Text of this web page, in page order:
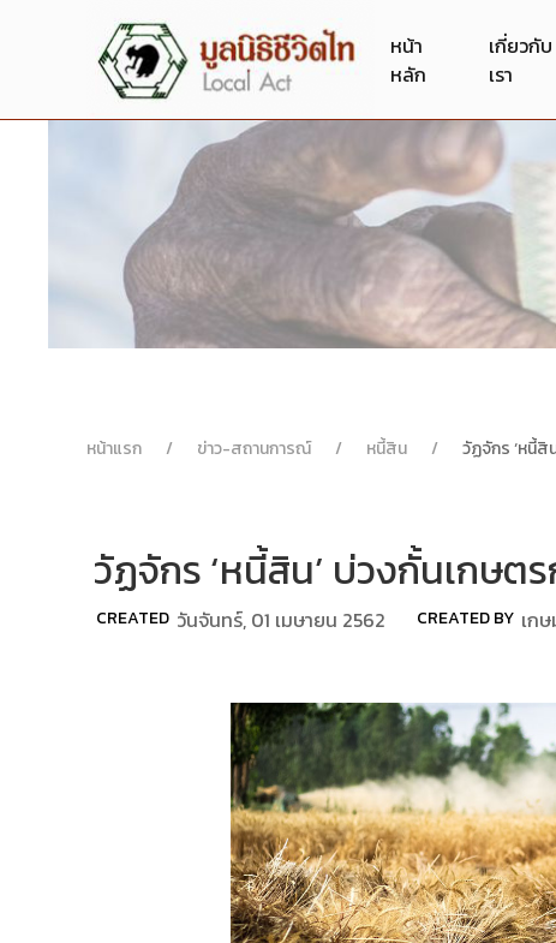
หน้า
หลัก
เกี่ยวกับ
เรา
หน้าแรก ข่าว-สถานการณ์ หนี้สิน วัฏจักร ‘หนี้สิ
วัฏจักร ‘หนี้สิน’ บ่วงกั้นเกษ
CREATED วันจันทร์, 01 เมษายน 2562 CREATED BY เก